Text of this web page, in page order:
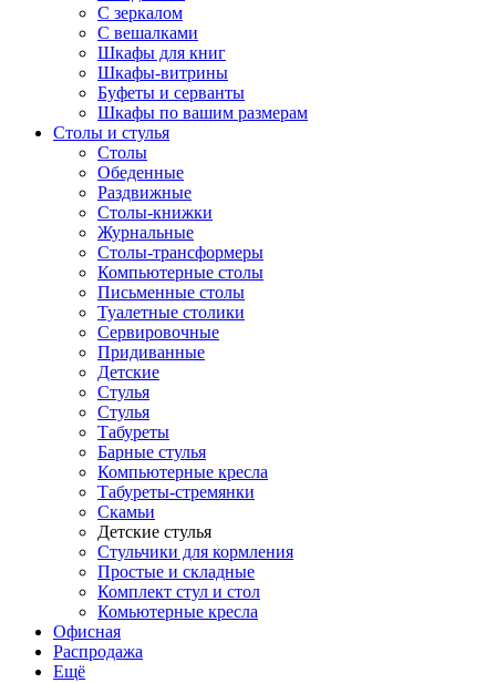
С зеркалом
С вешалками
Шкафы для книг
Шкафы-витрины
Буфеты и серванты
Шкафы по вашим размерам
Столы и стулья
Столы
Обеденные
Раздвижные
Столы-книжки
Журнальные
Столы-трансформеры
Компьютерные столы
Письменные столы
Туалетные столики
Сервировочные
Придиванные
Детские
Стулья
Стулья
Табуреты
Барные стулья
Компьютерные кресла
Табуреты-стремянки
Скамьи
Детские стулья
Стульчики для кормления
Простые и складные
Комплект стул и стол
Комьютерные кресла
Офисная
Распродажа
Eщё